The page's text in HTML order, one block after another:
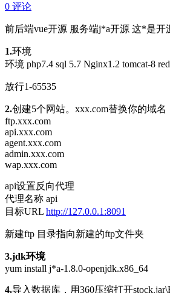
0 评论
前后端vue开源 服务端j*a开源 这*是开
1.环境
环境 php7.4 sql 5.7 Nginx1.2 tomcat-8
放行1-65535
2.创建5个网站。xxx.com替换你的域名
ftp.xxx.com
api.xxx.com
agent.xxx.com
admin.xxx.com
wap.xxx.com
api设置反向代理
代理名称 api
目标URL http://127.0.0.1:8091
新建ftp 目录指向新建的ftp文件夹
3.jdk环境
yum install j*a-1.8.0-openjdk.x86_64
4.导入数据库，用360压缩打开